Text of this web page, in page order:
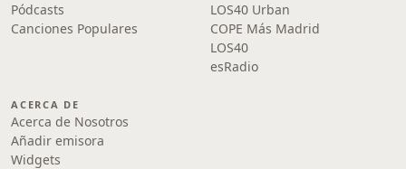
Pódcasts
Canciones Populares
LOS40 Urban
COPE Más Madrid
LOS40
esRadio
ACERCA DE
Acerca de Nosotros
Añadir emisora
Widgets